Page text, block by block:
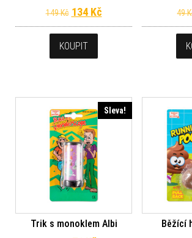
149Kč Původní cena byla: 149 Kč.
134 KčAktuální cena je:
KOUPIT
49
Sleva!
Trik s monoklem Albi Běžící